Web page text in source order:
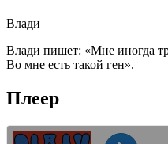
Влади
Влади пишет: «Мне иногда
Во мне есть такой ген».
Плеер